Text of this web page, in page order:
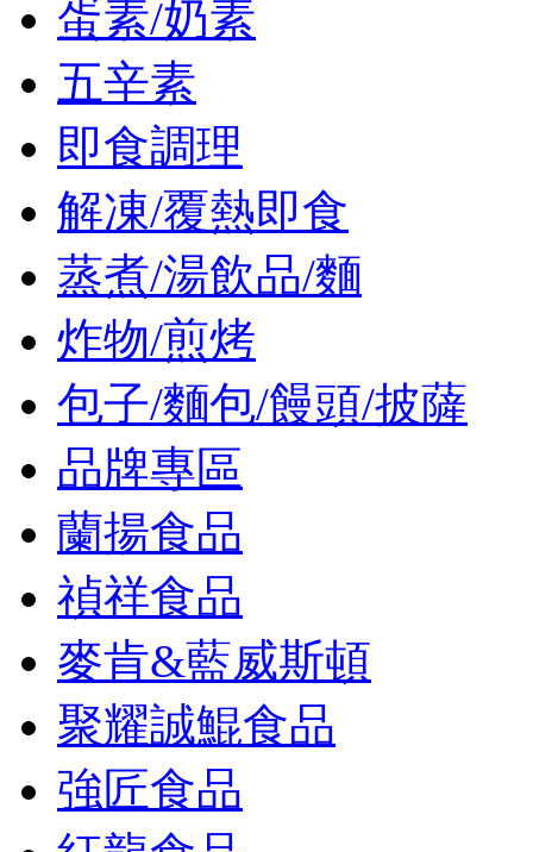
蛋素/奶素
五辛素
即食調理
解凍/覆熱即食
蒸煮/湯飲品/麵
炸物/煎烤
包子/麵包/饅頭/披薩
品牌專區
蘭揚食品
禎祥食品
麥肯&藍威斯頓
聚耀誠鯤食品
強匠食品